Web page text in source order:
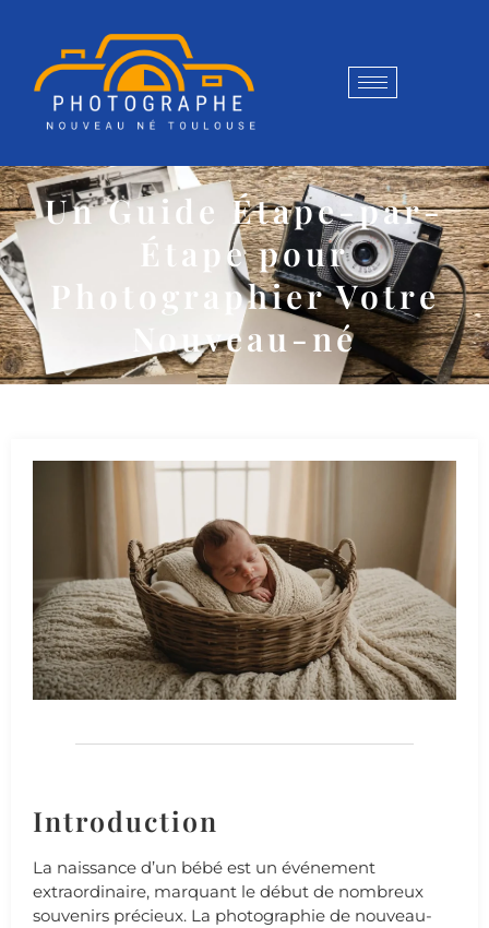
Un Guide Étape-par-
Étape pour
Photographier Votre
Nouveau-né
Introduction
La naissance d’un bébé est un événement
extraordinaire, marquant le début de nombreux
souvenirs précieux. La photographie de nouveau-